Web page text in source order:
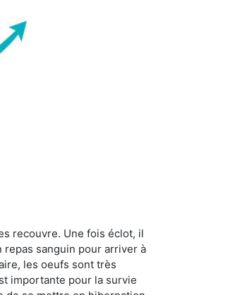
recouvre. Une fois éclot, il
sanguin pour arriver à
les oeufs sont très
importante pour la survie